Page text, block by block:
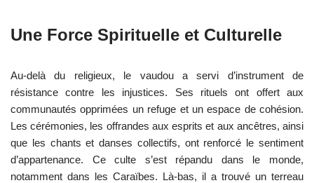
Une Force Spirituelle et Culturelle
Au-delà du religieux, le vaudou a servi d’instrument de
résistance contre les injustices. Ses rituels ont offert aux
communautés opprimées un refuge et un espace de cohésion.
Les cérémonies, les offrandes aux esprits et aux ancêtres, ainsi
que les chants et danses collectifs, ont renforcé le sentiment
d’appartenance. Ce culte s’est répandu dans le monde,
notamment dans les Caraïbes. Là-bas, il a trouvé un terreau